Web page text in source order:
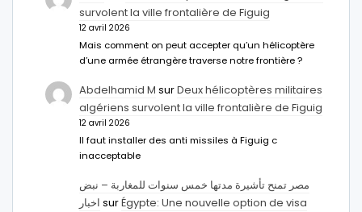
survolent la ville frontalière de Figuig
12 avril 2026
Mais comment on peut accepter qu’un hélicoptère
d’une armée étrangère traverse notre frontière ?
Abdelhamid M surDeux hélicoptères militaires
algériens survolent la ville frontalière de Figuig
12 avril 2026
Il faut installer des anti missiles à Figuig c
inacceptable
مصر تمنح تأشيرة مدتها خمس سنوات للمغاربة – نبض
اخبار surÉgypte: Une nouvelle option de visa